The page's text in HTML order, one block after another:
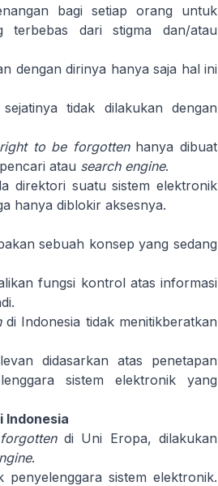
bagi setiap orang untuk
terbebas dari stigma dan/atau
dengan dirinya hanya saja hal ini
tidak dilakukan dengan
right to be forgotten hanya dibuat
atau search engine.
direktori suatu sistem elektronik
hanya diblokir aksesnya.
sebuah konsep yang sedang
fungsi kontrol atas informasi
di Indonesia tidak menitikberatkan
didasarkan atas penetapan
sistem elektronik yang
Indonesia
di Uni Eropa, dilakukan
.
sistem elektronik.